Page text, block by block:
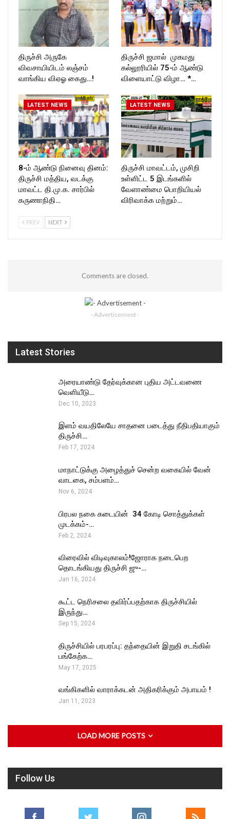
திருச்சி அருகே
விவசாயியிடம் லஞ்சம்
வாங்கிய விஏஓ கைது…!
திருச்சி ஜமால் முகமது
கல்லூரியில் 75-ம் ஆண்டு
விளையாட்டு விழா… *…
LATEST NEWS
8-ம் ஆண்டு நினைவு தினம்:
திருச்சி மத்திய, வடக்கு
மாவட்ட தி.மு.க. சார்பில்
கருணாநிதி…
LATEST NEWS
திருச்சி மாவட்டம், முசிறி
உள்ளிட்ட 5 இடங்களில்
வேளாண்மை பொறியியல்
விரிவாக்க மற்றும்…
PREV NEXT
Comments are closed.
- Advertisement -
Latest Stories
அரையாண்டு தேர்வுக்கான புதிய அட்டவணை
வெளியீடு…
Dec 10, 2023
இளம் வயதிலேயே சாதனை படைத்து நீதிபதியாகும்
திருச்சி…
Feb 17, 2024
மாநாட்டுக்கு அழைத்துச் சென்ற வகையில் வேன்
வாடகை, சம்பளம்…
Nov 6, 2024
பிரபல நகை கடையின் ₹ 34 கோடி சொத்துக்கள்
முடக்கம்-…
Feb 2, 2024
விரைவில் விடிவுகாலம்!ஜோராக நடைபெற
தொடங்கியது திருச்சி ஜு-…
Jan 16, 2024
கூட்ட நெரிசலை தவிர்ப்பதற்காக திருச்சியில்
இருந்து…
Sep 15, 2024
திருச்சியில் பரபரப்பு: தந்தையின் இறுதி சடங்கில்
பங்கேற்க…
May 17, 2025
வங்கிகளில் வாராக்கடன் அதிகரிக்கும் அபாயம் !
Jan 11, 2023
LOAD MORE POSTS
Follow Us